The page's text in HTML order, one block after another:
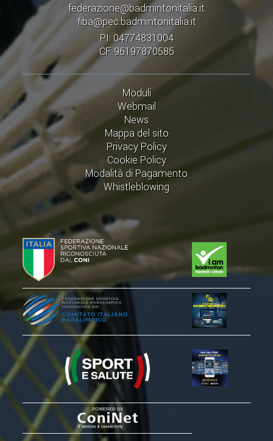
federazione@badmintonitalia.it
fiba@pec.badmintonitalia.it
PI: 04774831004
CF: 96197870585
Moduli
Webmail
News
Mappa del sito
Privacy Policy
Cookie Policy
Modalità di Pagamento
Whistleblowing